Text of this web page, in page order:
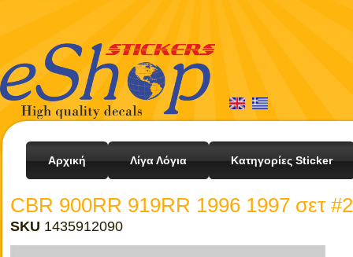
Αρχική Λίγα Λόγια Κατηγορίες Sticker
CBR 900RR 919RR 1996 1997 σετ #2
SKU 1435912090